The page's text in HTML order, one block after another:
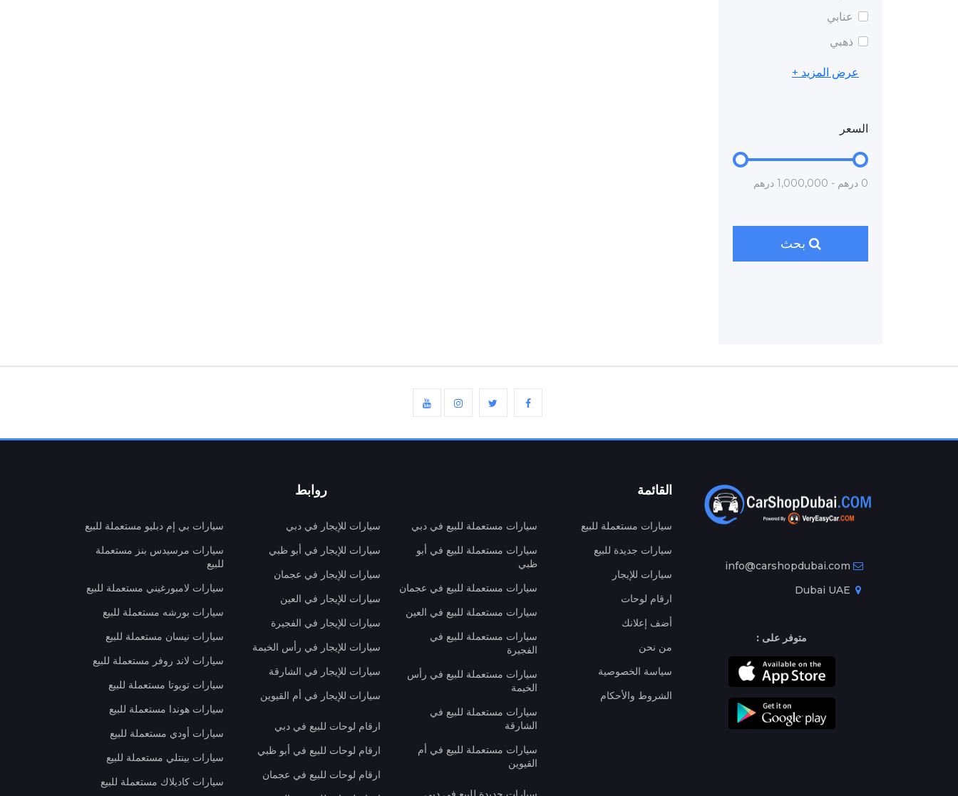
عنابي
ذهبي
عرض المزيد +
السعر
0 درهم - 1,000,000 درهم
بحث
info@carshopdubai.com
متوفر على :
القائمة
سيارات مستعملة للبيع
سيارات جديدة للبيع
سيارات للإيجار
ارقام لوحات
أضف إعلانك
من نحن
سياسة الخصوصية
الشروط والأحكام
روابط
سيارات مستعملة للبيع في دبي
سيارات مستعملة للبيع في أبو
ظبي
سيارات مستعملة للبيع في عجمان
سيارات مستعملة للبيع في العين
سيارات مستعملة للبيع في
الفجيرة
سيارات مستعملة للبيع في رأس
الخيمة
سيارات مستعملة للبيع في
الشارقة
سيارات مستعملة للبيع في أم
القيوين
سيارات للإيجار في دبي
سيارات للإيجار في أبو ظبي
سيارات للإيجار في عجمان
سيارات للإيجار في العين
سيارات للإيجار في الفجيرة
سيارات للإيجار في رأس الخيمة
سيارات للإيجار في الشارقة
سيارات للإيجار في أم القيوين
ارقام لوحات للبيع في دبي
ارقام لوحات للبيع في أبو ظبي
ارقام لوحات للبيع في عجمان
سيارات بي إم دبليو مستعملة للبيع
سيارات مرسيدس بنز مستعملة
للبيع
سيارات لامبورغيني مستعملة للبيع
سيارات بورشه مستعملة للبيع
سيارات نيسان مستعملة للبيع
سيارات لاند روفر مستعملة للبيع
سيارات تويوتا مستعملة للبيع
سيارات هوندا مستعملة للبيع
سيارات أودي مستعملة للبيع
سيارات بينتلي مستعملة للبيع
سيارات كاديلاك مستعملة للبيع